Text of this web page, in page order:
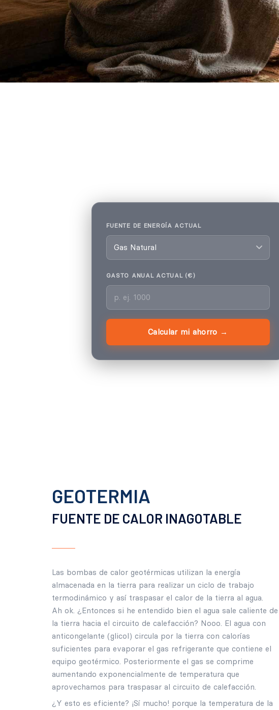
FUENTE DE ENERGÍA ACTUAL
GASTO ANUAL ACTUAL (€)
Calcular mi ahorro →
GEOTERMIA
FUENTE DE CALOR INAGOTABLE
Las bombas de calor geotérmicas utilizan la energía
almacenada en la tierra para realizar un ciclo de trabajo
termodinámico y así traspasar el calor de la tierra al agua.
Ah ok. ¿Entonces si he entendido bien el agua sale caliente de
la tierra hacia el circuito de calefacción? Nooo. El agua con
anticongelante (glicol) circula por la tierra con calorías
suficientes para evaporar el gas refrigerante que contiene el
equipo geotérmico. Posteriormente el gas se comprime
aumentando exponencialmente de temperatura que
aprovechamos para traspasar al circuito de calefacción.
¿Y esto es eficiente? ¡Sí mucho! porque la temperatura de la